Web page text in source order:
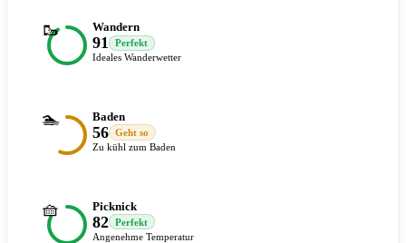
🥾 Wandern
91
Perfekt
Ideales Wanderwetter
🏊 Baden
56
Geht so
Zu kühl zum Baden
🧺 Picknick
82
Perfekt
Angenehme Temperatur